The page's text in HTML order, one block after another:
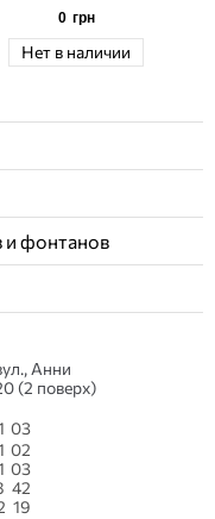
0 грн
Нет в наличии
и фонтанов
Анни
(2 поверх)
03
02
03
42
19